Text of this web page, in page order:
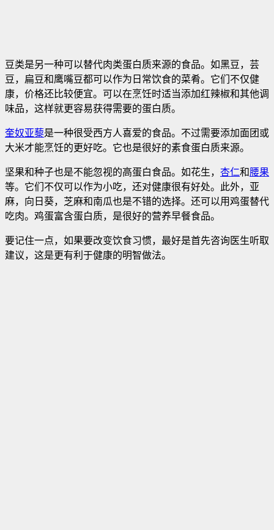
豆类是另一种可以替代肉类蛋白质来源的食品。如黑豆，芸
豆，扁豆和鹰嘴豆都可以作为日常饮食的菜肴。它们不仅健
康，价格还比较便宜。可以在烹饪时适当添加红辣椒和其他调
味品，这样就更容易获得需要的蛋白质。
奎奴亚藜是一种很受西方人喜爱的食品。不过需要添加面团或
大米才能烹饪的更好吃。它也是很好的素食蛋白质来源。
坚果和种子也是不能忽视的高蛋白食品。如花生， 杏仁和腰果
等。它们不仅可以作为小吃，还对健康很有好处。此外，亚
麻，向日葵，芝麻和南瓜也是不错的选择。还可以用鸡蛋替代
吃肉。鸡蛋富含蛋白质，是很好的营养早餐食品。
要记住一点，如果要改变饮食习惯，最好是首先咨询医生听取
建议，这是更有利于健康的明智做法。